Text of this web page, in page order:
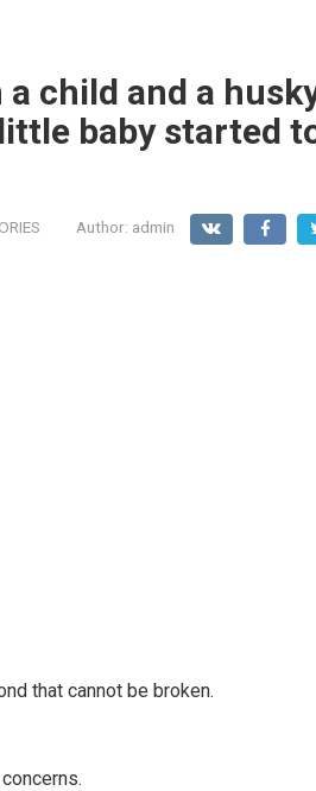
child and a
baby started
Author: admin
that cannot be broken.